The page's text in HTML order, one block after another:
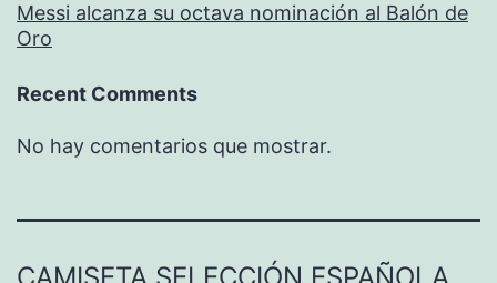
Messi alcanza su octava nominación al Balón de
Oro
Recent Comments
No hay comentarios que mostrar.